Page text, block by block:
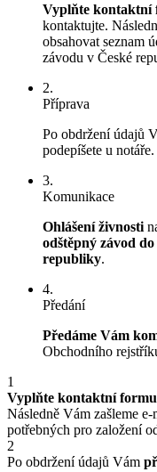
Vyplňte kontaktní
kontaktujte.
obsahovat seznam
závodu v České
2.
Příprava
Po obdržení údajů
podepíšete u notáře.
3.
Komunikace
Ohlášení živnosti
odštěpný závod
republiky.
4.
Předání
Předáme Vám
Obchodního
1
Vyplňte kontaktní
Následně Vám zašleme
potřebných pro založení
2
Po obdržení údajů Vám